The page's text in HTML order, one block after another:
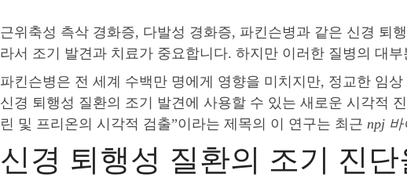
근위축성 측삭 경화증, 다발성 경화증, 파킨슨병과 같은 신경 퇴
라서 조기 발견과 치료가 중요합니다. 하지만 이러한 질병의 대
파킨슨병은 전 세계 수백만 명에게 영향을 미치지만, 정교한 임
신경 퇴행성 질환의 조기 발견에 사용할 수 있는 새로운 시각적
린 및 프리온의 시각적 검출”이라는 제목의 이 연구는 최근 npj 바
신경 퇴행성 질환의 조기 진